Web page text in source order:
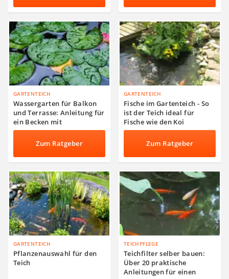
GARTENTEICH
Wassergarten für Balkon
und Terrasse: Anleitung für
ein Becken mit
Wasserpflanzen
Zum Ratgeber
GARTENTEICH
Fische im Gartenteich - So
ist der Teich ideal für
Fische wie den Koi
Zum Ratgeber
GARTENTEICH
Pflanzenauswahl für den
Teich
TEICHPFLEGE
Teichfilter selber bauen:
Über 20 praktische
Anleitungen für einen